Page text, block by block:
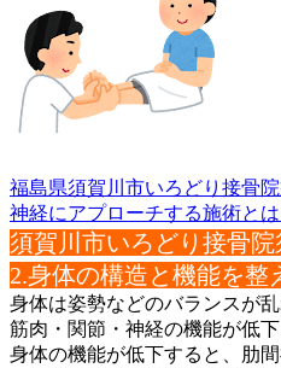
福島県須賀川市いろどり接骨
神経にアプローチする施術とは
須賀川市いろどり接骨
2.身体の構造と機能を整
身体は姿勢などのバランスが
筋肉・ 関節・神経の機能が低下
身体の機能が低下すると、肋